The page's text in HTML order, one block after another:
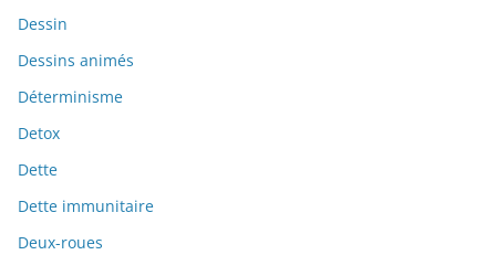
Dessin
Dessins animés
Déterminisme
Detox
Dette
Dette immunitaire
Deux-roues